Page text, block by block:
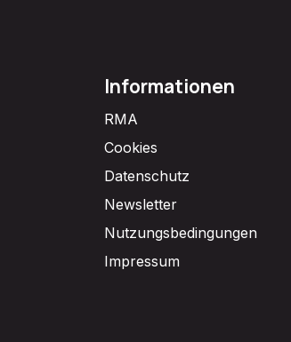
Informationen
RMA
Cookies
Datenschutz
Newsletter
Nutzungsbedingungen
Impressum